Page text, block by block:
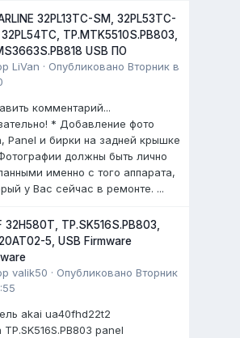
32PL13TC-SM, 32PL53TC-
TP.MTK5510S.PB803,
USB ПО
LiVan · ОпубликованоВторник в
комментарий...
* Добавление фото
Panel и бирки на задней крышке
должны быть лично
именно с того аппарата,
у Вас сейчас в ремонте. ...
32H580T, TP.SK516S.PB803,
5, USB Firmware
valik50 · ОпубликованоВторник
akai ua40fhd22t2
TP.SK516S.PB803 panel